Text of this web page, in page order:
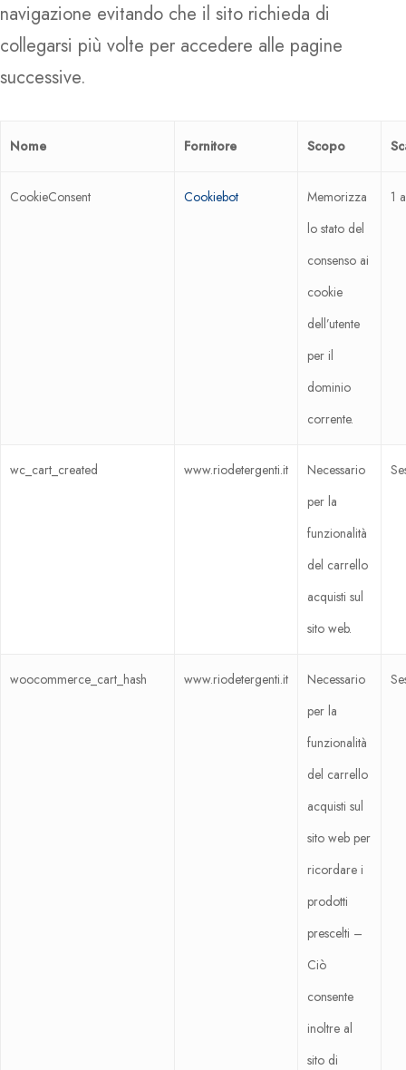
navigazione evitando che il sito richieda di
collegarsi più volte per accedere alle pagine
successive.
Nome Fornitore Scopo
CookieConsent Cookiebot
Memorizza
lo stato del
consenso ai
cookie
dell’utente
per il
dominio
corrente.
1
wc_cart_created www.riodetergenti.it
Necessario
per la
funzionalità
del carrello
acquisti sul
sito web.
woocommerce_cart_hash www.riodetergenti.it
Necessario
per la
funzionalità
del carrello
acquisti sul
sito web per
ricordare i
prodotti
prescelti –
Ciò
consente
inoltre al
sito di